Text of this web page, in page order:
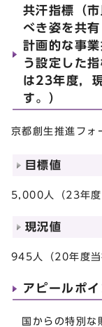
共汗指標（
べき姿を共
計画的な事
う設定した
は23年度，
す。）
京都創生推進フォ
目標値
5,000人（23年度
現況値
945人（20年度当
アピールポイ
国からの特別な